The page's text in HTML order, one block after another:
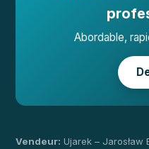
Abordable,
Vendeur: Ujarek – Jarosław